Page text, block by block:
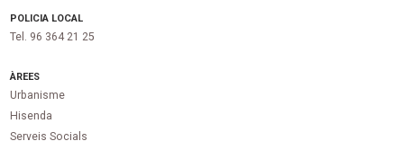
POLICIA LOCAL
Tel. 96 364 21 25
ÀREES
Urbanisme
Hisenda
Serveis Socials